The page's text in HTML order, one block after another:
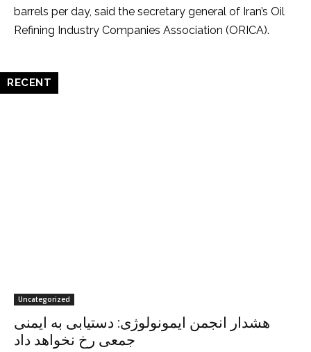
barrels per day, said the secretary general of Iran’s Oil
Refining Industry Companies Association (ORICA).
RECENT
Uncategorized
هشدار انجمن ایمونولوژی: دستیابی به ایمنی
جمعی رخ نخواهد داد